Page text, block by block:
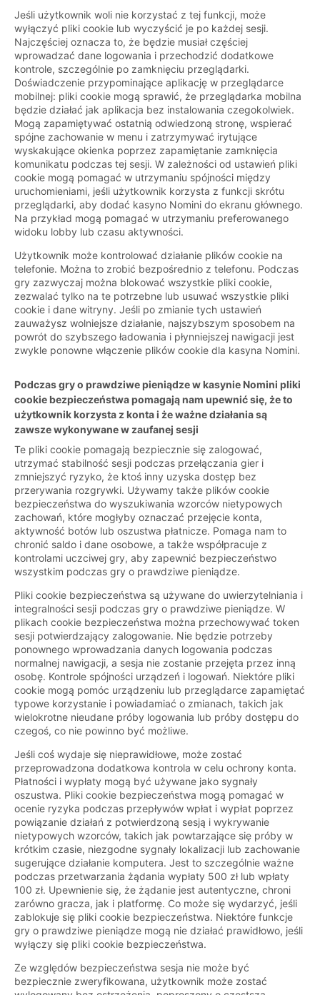
Jeśli użytkownik woli nie korzystać z tej funkcji, może
wyłączyć pliki cookie lub wyczyścić je po każdej sesji.
Najczęściej oznacza to, że będzie musiał częściej
wprowadzać dane logowania i przechodzić dodatkowe
kontrole, szczególnie po zamknięciu przeglądarki.
Doświadczenie przypominające aplikację w przeglądarce
mobilnej: pliki cookie mogą sprawić, że przeglądarka mobilna
będzie działać jak aplikacja bez instalowania czegokolwiek.
Mogą zapamiętywać ostatnią odwiedzoną stronę, wspierać
spójne zachowanie w menu i zatrzymywać irytujące
wyskakujące okienka poprzez zapamiętanie zamknięcia
komunikatu podczas tej sesji. W zależności od ustawień pliki
cookie mogą pomagać w utrzymaniu spójności między
uruchomieniami, jeśli użytkownik korzysta z funkcji skrótu
przeglądarki, aby dodać kasyno Nomini do ekranu głównego.
Na przykład mogą pomagać w utrzymaniu preferowanego
widoku lobby lub czasu aktywności.
Użytkownik może kontrolować działanie plików cookie na
telefonie. Można to zrobić bezpośrednio z telefonu. Podczas
gry zazwyczaj można blokować wszystkie pliki cookie,
zezwalać tylko na te potrzebne lub usuwać wszystkie pliki
cookie i dane witryny. Jeśli po zmianie tych ustawień
zauważysz wolniejsze działanie, najszybszym sposobem na
powrót do szybszego ładowania i płynniejszej nawigacji jest
zwykle ponowne włączenie plików cookie dla kasyna Nomini.
Podczas gry o prawdziwe pieniądze w kasynie Nomini pliki
cookie bezpieczeństwa pomagają nam upewnić się, że to
użytkownik korzysta z konta i że ważne działania są
zawsze wykonywane w zaufanej sesji
Te pliki cookie pomagają bezpiecznie się zalogować,
utrzymać stabilność sesji podczas przełączania gier i
zmniejszyć ryzyko, że ktoś inny uzyska dostęp bez
przerywania rozgrywki. Używamy także plików cookie
bezpieczeństwa do wyszukiwania wzorców nietypowych
zachowań, które mogłyby oznaczać przejęcie konta,
aktywność botów lub oszustwa płatnicze. Pomaga nam to
chronić saldo i dane osobowe, a także współpracuje z
kontrolami uczciwej gry, aby zapewnić bezpieczeństwo
wszystkim podczas gry o prawdziwe pieniądze.
Pliki cookie bezpieczeństwa są używane do uwierzytelniania i
integralności sesji podczas gry o prawdziwe pieniądze. W
plikach cookie bezpieczeństwa można przechowywać token
sesji potwierdzający zalogowanie. Nie będzie potrzeby
ponownego wprowadzania danych logowania podczas
normalnej nawigacji, a sesja nie zostanie przejęta przez inną
osobę. Kontrole spójności urządzeń i logowań. Niektóre pliki
cookie mogą pomóc urządzeniu lub przeglądarce zapamiętać
typowe korzystanie i powiadamiać o zmianach, takich jak
wielokrotne nieudane próby logowania lub próby dostępu do
czegoś, co nie powinno być możliwe.
Jeśli coś wydaje się nieprawidłowe, może zostać
przeprowadzona dodatkowa kontrola w celu ochrony konta.
Płatności i wypłaty mogą być używane jako sygnały
oszustwa. Pliki cookie bezpieczeństwa mogą pomagać w
ocenie ryzyka podczas przepływów wpłat i wypłat poprzez
powiązanie działań z potwierdzoną sesją i wykrywanie
nietypowych wzorców, takich jak powtarzające się próby w
krótkim czasie, niezgodne sygnały lokalizacji lub zachowanie
sugerujące działanie komputera. Jest to szczególnie ważne
podczas przetwarzania żądania wypłaty 500 zł lub wpłaty
100 zł. Upewnienie się, że żądanie jest autentyczne, chroni
zarówno gracza, jak i platformę. Co może się wydarzyć, jeśli
zablokuje się pliki cookie bezpieczeństwa. Niektóre funkcje
gry o prawdziwe pieniądze mogą nie działać prawidłowo, jeśli
wyłączy się pliki cookie bezpieczeństwa.
Ze względów bezpieczeństwa sesja nie może być
bezpiecznie zweryfikowana, użytkownik może zostać